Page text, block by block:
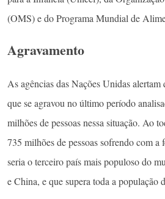
(OMS) e do Programa Mundial de
Agravamento
As agências das Nações Unidas
que se agravou no último período
milhões de pessoas nessa situação. Ao
735 milhões de pessoas sofrendo com a
seria o terceiro país mais populoso do
e China, e que supera toda a população